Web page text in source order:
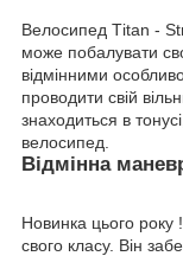
Велосипед Тitan -
може побалувати
відмінними
проводити свій
знаходиться в
велосипед.
Відмінна
Новинка цього року
свого класу. Він